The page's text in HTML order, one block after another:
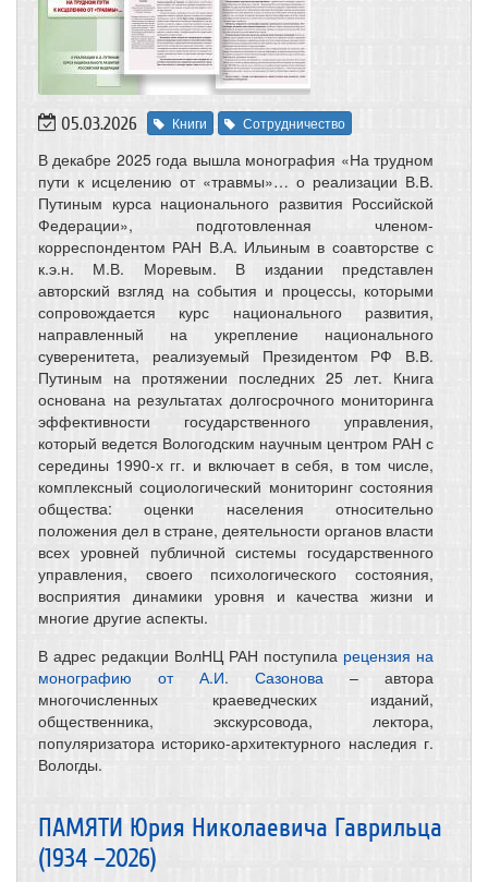
05.03.2026 Книги Сотрудничество
В декабре 2025 года вышла монография «На трудном
пути к исцелению от «травмы»… о реализации В.В.
Путиным курса национального развития Российской
Федерации», подготовленная членом-
корреспондентом РАН В.А. Ильиным в соавторстве с
к.э.н. М.В. Моревым. В издании представлен
авторский взгляд на события и процессы, которыми
сопровождается курс национального развития,
направленный на укрепление национального
суверенитета, реализуемый Президентом РФ В.В.
Путиным на протяжении последних 25 лет. Книга
основана на результатах долгосрочного мониторинга
эффективности государственного управления,
который ведется Вологодским научным центром РАН с
середины 1990-х гг. и включает в себя, в том числе,
комплексный социологический мониторинг состояния
общества: оценки населения относительно
положения дел в стране, деятельности органов власти
всех уровней публичной системы государственного
управления, своего психологического состояния,
восприятия динамики уровня и качества жизни и
многие другие аспекты.
В адрес редакции ВолНЦ РАН поступила рецензия на
монографию от А.И. Сазонова – автора
многочисленных краеведческих изданий,
общественника, экскурсовода, лектора,
популяризатора историко-архитектурного наследия г.
Вологды.
ПАМЯТИ Юрия Николаевича Гаврильца
(1934 –2026)